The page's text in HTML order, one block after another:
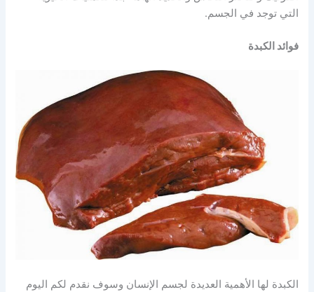
التي توجد في الجسم.
فوائد الكبدة
الكبدة لها الأهمية العديدة لجسم الإنسان وسوف نقدم لكم اليوم